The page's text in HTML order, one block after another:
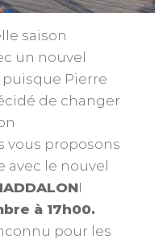
saison
un nouvel
Pierre
de changer
vous proposons
avec le nouvel
I
à 17h00.
pour les